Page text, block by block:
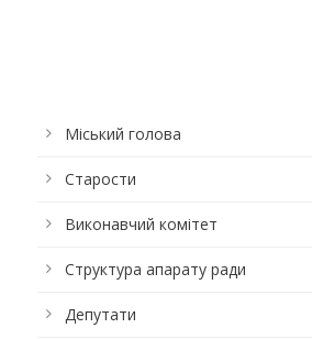
Міський голова
Старости
Виконавчий комітет
Структура апарату ради
Депутати